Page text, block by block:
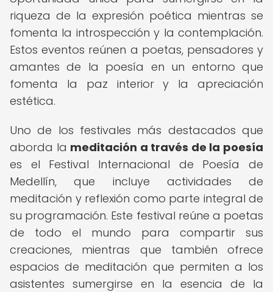
riqueza de la expresión poética mientras se
fomenta la introspección y la contemplación.
Estos eventos reúnen a poetas, pensadores y
amantes de la poesía en un entorno que
fomenta la paz interior y la apreciación
estética.
Uno de los festivales más destacados que
aborda la meditación a través de la poesía
es el Festival Internacional de Poesía de
Medellín, que incluye actividades de
meditación y reflexión como parte integral de
su programación. Este festival reúne a poetas
de todo el mundo para compartir sus
creaciones, mientras que también ofrece
espacios de meditación que permiten a los
asistentes sumergirse en la esencia de la